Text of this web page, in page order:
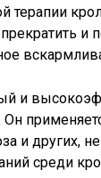
терапии
и
и
и других,
среди